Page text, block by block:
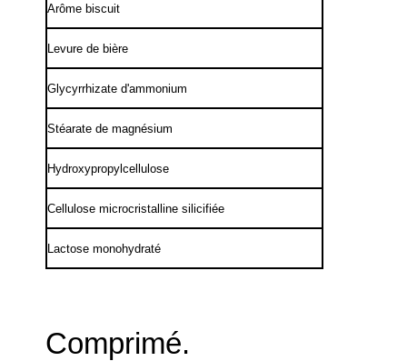
Arôme biscuit
Levure de bière
Glycyrrhizate d'ammonium
Stéarate de magnésium
Hydroxypropylcellulose
Cellulose microcristalline silicifiée
Lactose monohydraté
Comprimé.